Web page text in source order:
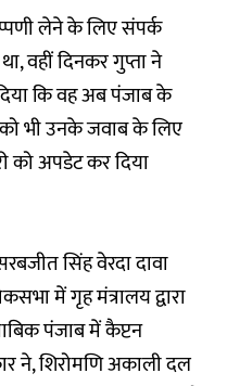
लेने के लिए संपर्क
वहीं दिनकर गुप्ता ने
कि वह अब पंजाब के
भी उनके जवाब के लिए
को अपडेट कर दिया
सिंह वेरदा दावा
में गृह मंत्रालय द्वारा
पंजाब में कैप्टन
ने, शिरोमणि अकाली दल